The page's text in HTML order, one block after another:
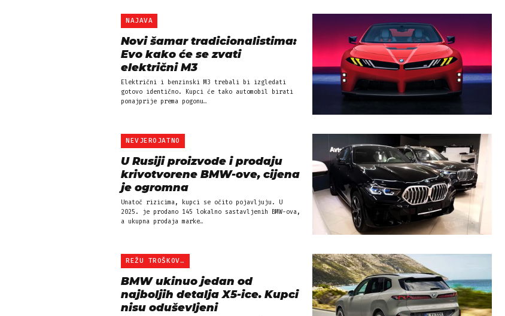
NAJAVA
Novi šamar tradicionalistima:
Evo kako će se zvati
električni M3
Električni i benzinski M3 trebali bi izgledati
gotovo identično. Kupci će tako automobil birati
ponajprije prema pogonu…
NEVJEROJATNO
U Rusiji proizvode i prodaju
krivotvorene BMW-ove, cijena
je ogromna
Unatoč rizicima, kupci se očito pojavljuju. U
2025. je prodano 145 lokalno sastavljenih BMW-ova,
a ukupna prodaja marke…
REŽU TROŠKOVE?
BMW ukinuo jedan od
najboljih detalja X5-ice. Kupci
nisu oduševljeni